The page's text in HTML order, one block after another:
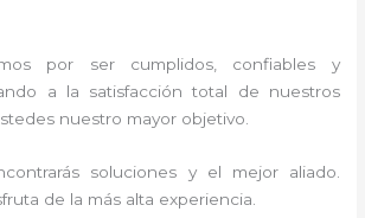
por ser cumplidos, confiables y
a la satisfacción total de nuestros
nuestro mayor objetivo.
soluciones y el mejor aliado.
de la más alta experiencia.